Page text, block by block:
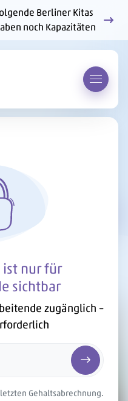
Berliner Kitas
noch Kapazitäten
ist nur für
sichtbar
zugänglich –
eingeben...
Passwort
Gehaltsabrechnung.
Leben
in der